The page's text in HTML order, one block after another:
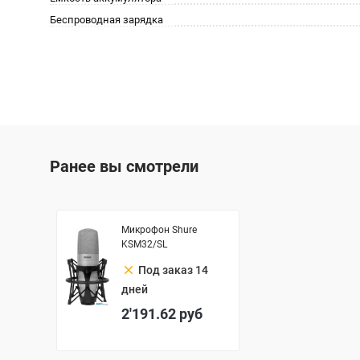
Беспроводная зарядка
Ранее вы смотрели
Микрофон Shure
KSM32/SL
clear Под заказ 14
дней
2'191.62 руб